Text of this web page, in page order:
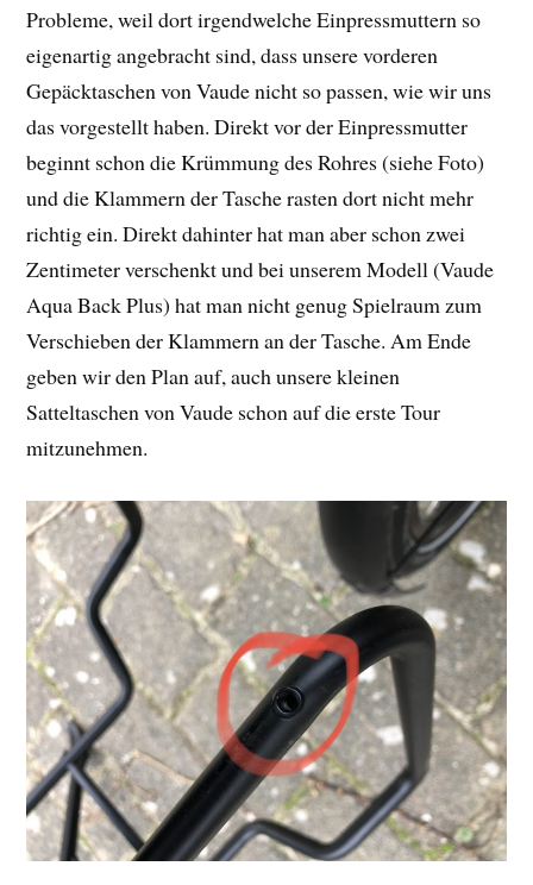
Probleme, weil dort irgendwelche Einpressmuttern so
eigenartig angebracht sind, dass unsere vorderen
Gepäcktaschen von Vaude nicht so passen, wie wir uns
das vorgestellt haben. Direkt vor der Einpressmutter
beginnt schon die Krümmung des Rohres (siehe Foto)
und die Klammern der Tasche rasten dort nicht mehr
richtig ein. Direkt dahinter hat man aber schon zwei
Zentimeter verschenkt und bei unserem Modell (Vaude
Aqua Back Plus) hat man nicht genug Spielraum zum
Verschieben der Klammern an der Tasche. Am Ende
geben wir den Plan auf, auch unsere kleinen
Satteltaschen von Vaude schon auf die erste Tour
mitzunehmen.